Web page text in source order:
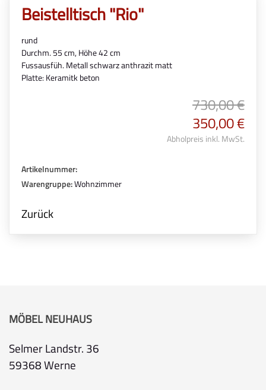
Beistelltisch "Rio"
rund
Durchm. 55 cm, Höhe 42 cm
Fussausfüh. Metall schwarz anthrazit matt
Platte: Keramitk beton
730,00 €
350,00 €
Abholpreis inkl. MwSt.
Artikelnummer:
Warengruppe:Wohnzimmer
Zurück
MÖBEL NEUHAUS
Selmer Landstr. 36
59368 Werne